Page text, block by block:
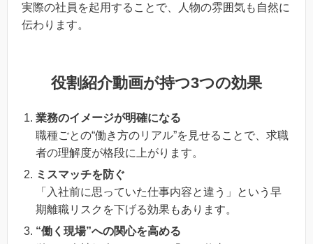
実際の社員を起用することで、人物の雰囲気も自然に
伝わります。
役割紹介動画が持つ3つの効果
業務のイメージが明確になる
職種ごとの“働き方のリアル”を見せることで、求職
者の理解度が格段に上がります。
ミスマッチを防ぐ
「入社前に思っていた仕事内容と違う」という早
期離職リスクを下げる効果もあります。
“働く現場”への関心を高める